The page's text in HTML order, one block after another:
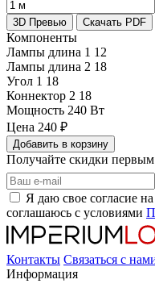
3D Превью Скачать PDF
Компоненты
Лампы длина 1 12
Лампы длина 2 18
Угол 1 18
Коннектор 2 18
Мощность 240 Вт
Цена 240 ₽
Добавить в корзину
Получайте скидки первым
Я даю свое согласие
соглашаюсь с условиями
Контакты Связаться с
Информация